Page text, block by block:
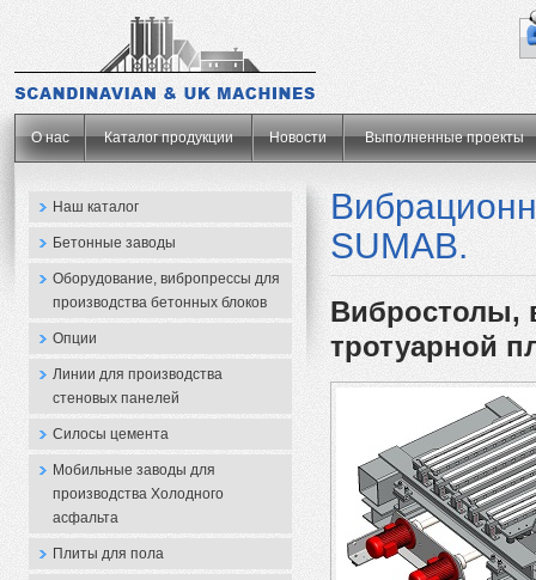
О нас Каталог продукции Новости Выполненные проекты
Наш каталог
Бетонные заводы
Оборудование, вибропрессы для
производства бетонных блоков
Опции
Линии для производства
стеновых панелей
Силосы цемента
Мобильные заводы для
производства Холодного
асфальта
Плиты для пола
SUMAB.
Вибростолы,
тротуарной